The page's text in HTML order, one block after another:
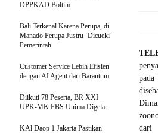
pada
dari
DPPKAD Boltim
Bali Terkenal Karena Perupa, di
Manado Perupa Justru ‘Dicueki’
Pemerintah
Customer Service Lebih Efisien
dengan AI Agent dari Barantum
Diikuti 78 Peserta, BR XXI
UPK-MK FBS Unima Digelar
KAl Daop 1 Jakarta Pastikan